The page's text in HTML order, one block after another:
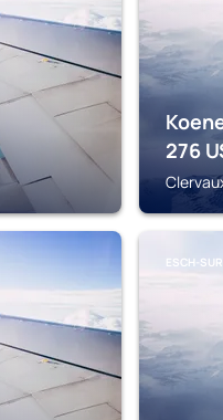
276
ESCH-